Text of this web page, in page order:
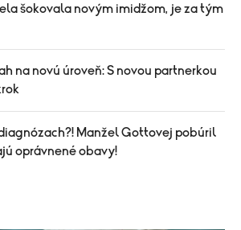
šokovala novým imidžom, je za tým
na novú úroveň: S novou partnerkou
Manžel Gottovej pobúril
oprávnené obavy!